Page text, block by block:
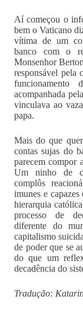
Aí começou o
bem o Vaticano
vítima de um
banco com o
Monsenhor
responsável pela
funcionamento
acompanhada
vinculava ao
papa.
Mais do que
contas sujas do
parecem compor
Um ninho de
complôs
imunes e
hierarquia
processo de
diferente do
capitalismo
de poder que se
do que um
decadência do
Tradução: